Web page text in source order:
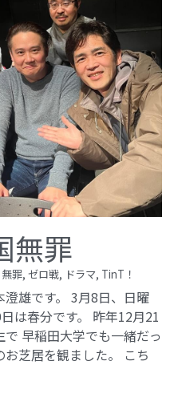
罪
無罪, ゼロ戦, ドラマ, TinT！
澄雄です。 3月8日、日曜
は春分です。 昨年12月21
で 早稲田大学でも一緒だっ
お芝居を観ました。 こち